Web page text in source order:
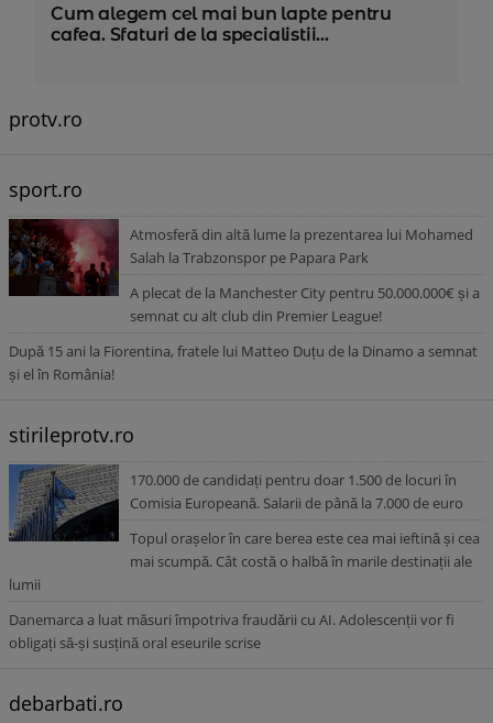
Cum alegem cel mai bun lapte pentru
cafea. Sfaturi de la specialistii...
protv.ro
sport.ro
Atmosferă din altă lume la prezentarea lui Mohamed
Salah la Trabzonspor pe Papara Park
A plecat de la Manchester City pentru 50.000.000€ și a
semnat cu alt club din Premier League!
După 15 ani la Fiorentina, fratele lui Matteo Duțu de la Dinamo a semnat
și el în România!
stirileprotv.ro
170.000 de candidați pentru doar 1.500 de locuri în
Comisia Europeană. Salarii de până la 7.000 de euro
Topul orașelor în care berea este cea mai ieftină și cea
mai scumpă. Cât costă o halbă în marile destinații ale
lumii
Danemarca a luat măsuri împotriva fraudării cu AI. Adolescenții vor fi
obligați să-și susțină oral eseurile scrise
debarbati.ro